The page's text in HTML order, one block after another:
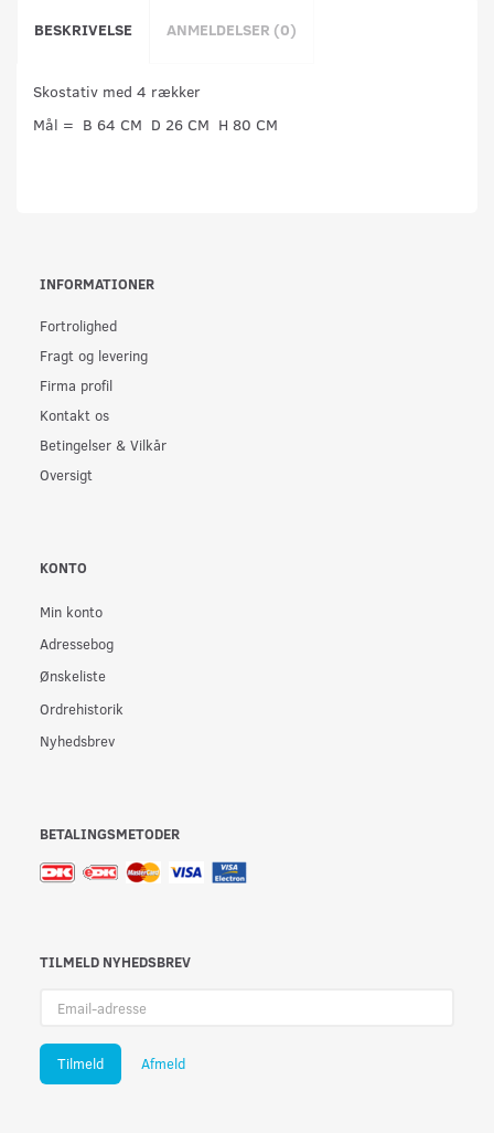
BESKRIVELSE ANMELDELSER (0)
Skostativ med 4 rækker
Mål = B 64 CM D 26 CM H 80 CM
INFORMATIONER
Fortrolighed
Fragt og levering
Firma profil
Kontakt os
Betingelser & Vilkår
Oversigt
KONTO
Min konto
Adressebog
Ønskeliste
Ordrehistorik
Nyhedsbrev
BETALINGSMETODER
TILMELD NYHEDSBREV
adresse
Tilmeld Afmeld